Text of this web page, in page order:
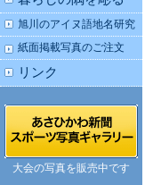
旭川のアイヌ語地名研究
紙面掲載写真のご注文
リンク
大会の写真を販売中です